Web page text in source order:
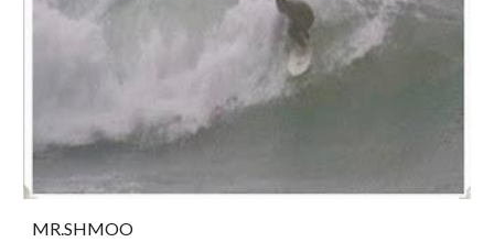
MR.SHMOO